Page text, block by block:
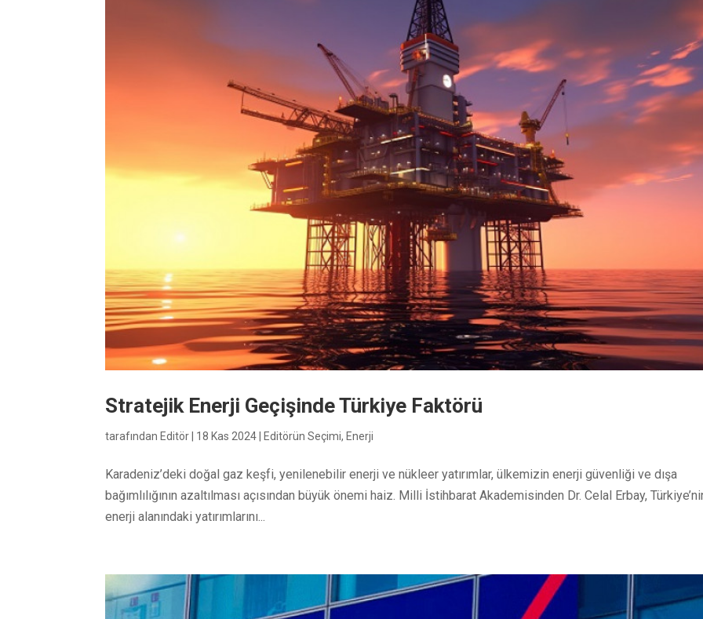
Stratejik Enerji Geçişinde Türkiye Faktörü
tarafından Editör 18 Kas 2024 Editörün Seçimi, Enerji
Karadeniz’deki doğal gaz keşfi, yenilenebilir enerji ve nükleer yatırımlar, ülkemizin enerji güvenliği ve dışa
bağımlılığının azaltılması açısından büyük önemi haiz. Milli İstihbarat Akademisinden Dr. Celal Erbay,
enerji alanındaki yatırımlarını...